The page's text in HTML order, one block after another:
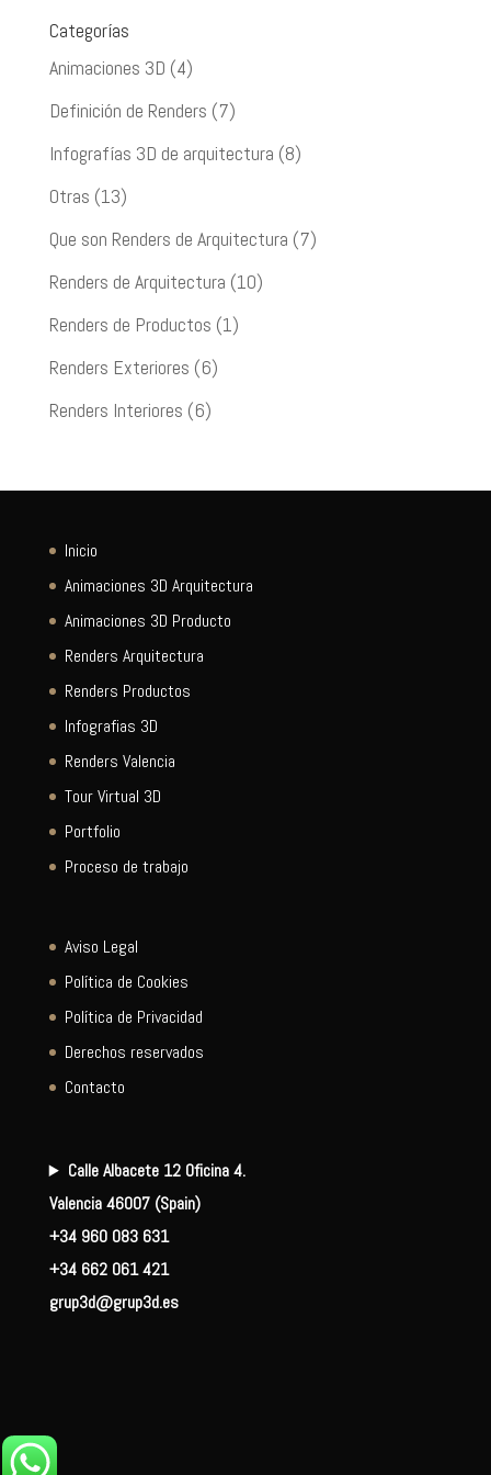
Categorías
Animaciones 3D (4)
Definición de Renders (7)
Infografías 3D de arquitectura (8)
Otras (13)
Que son Renders de Arquitectura (7)
Renders de Arquitectura (10)
Renders de Productos (1)
Renders Exteriores (6)
Renders Interiores (6)
Inicio
Animaciones 3D Arquitectura
Animaciones 3D Producto
Renders Arquitectura
Renders Productos
Infografias 3D
Renders Valencia
Tour Virtual 3D
Portfolio
Proceso de trabajo
Aviso Legal
Política de Cookies
Política de Privacidad
Derechos reservados
Contacto
Calle Albacete 12 Oficina 4.
Valencia 46007 (Spain)
+34 960 083 631
+34 662 061 421
grup3d@grup3d.es